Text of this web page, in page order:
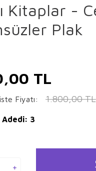
Kitaplar -
Plak
TL
Fiyatı: 1.800,00TL
Adedi: 3